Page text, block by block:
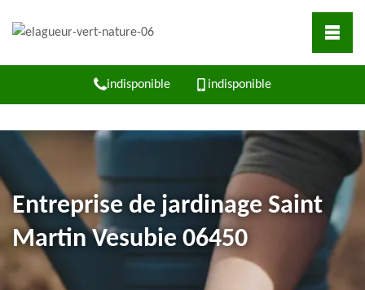
indisponible indisponible
Entreprise de jardinage Saint
Martin Vesubie 06450